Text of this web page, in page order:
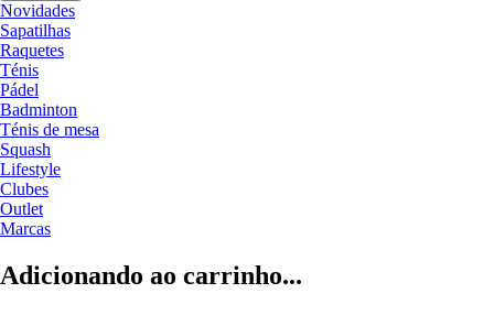
Novidades
Sapatilhas
Raquetes
Ténis
Pádel
Badminton
Ténis de mesa
Squash
Lifestyle
Clubes
Outlet
Marcas
Adicionando ao carrinho...